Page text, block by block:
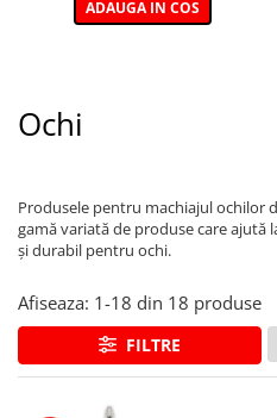
ADAUGA IN COS
Ochi
Produsele pentru machiajul ochilor
gamă variată de produse care ajută
și durabil pentru ochi.
Afiseaza: 1-18 din 18 produse
FILTRE